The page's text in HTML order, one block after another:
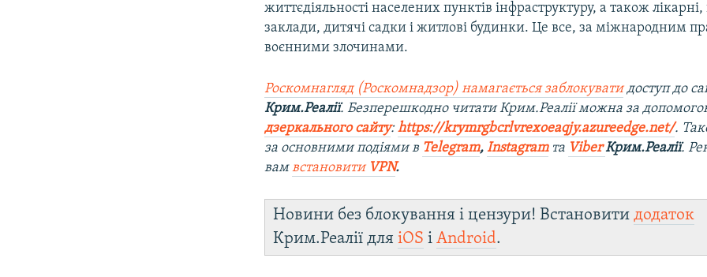
життєдіяльності населених пунктів інфраструктуру, а також лікарні,
заклади, дитячі садки і житлові будинки. Це все, за міжнародним
воєнними злочинами.
Роскомнагляд (Роскомнадзор) намагається заблокуватидоступ до
Крим.Реалії. Безперешкодно читати Крим.Реалії можна за
дзеркального сайту:https://krymrgbcrlvrexoeaqjy.azureedge.net/.
за основними подіями в Telegram,Instagramта ViberКрим.Реалії.
вамвстановити VPN.
Новини без блокування і цензури! Встановитидодаток
Крим.Реалії дляiOS іAndroid.